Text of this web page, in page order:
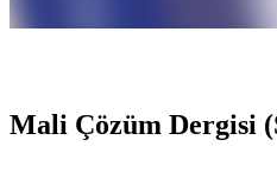
Mali Çözüm Dergisi